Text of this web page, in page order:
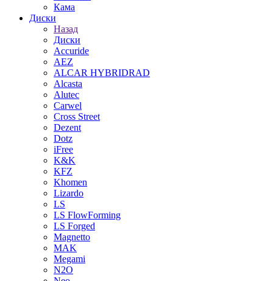
Кама
Диски
Назад
Диски
Accuride
AEZ
ALCAR HYBRIDRAD
Alcasta
Alutec
Carwel
Cross Street
Dezent
Dotz
iFree
K&K
KFZ
Khomen
Lizardo
LS
LS FlowForming
LS Forged
Magnetto
MAK
Megami
N2O